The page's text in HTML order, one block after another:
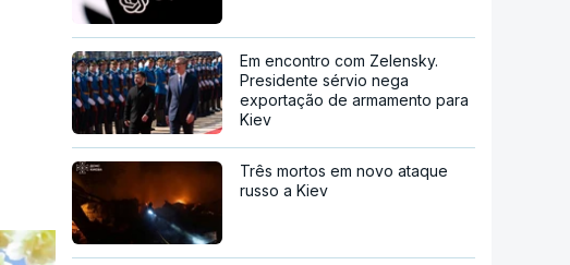
Em encontro com Zelensky.
Presidente sérvio nega
exportação de armamento para
Kiev
Três mortos em novo ataque
russo a Kiev